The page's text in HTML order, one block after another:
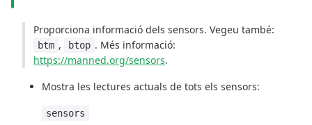
Proporciona informació dels sensors. Vegeu també:
btm , btop . Més informació:
https://manned.org/sensors.
Mostra les lectures actuals de tots els sensors:
sensors